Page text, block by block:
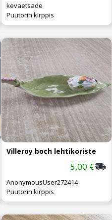
kevaetsade
Puutorin kirppis
Villeroy boch lehtikoriste
5,00 €
AnonymousUser272414
Puutorin kirppis